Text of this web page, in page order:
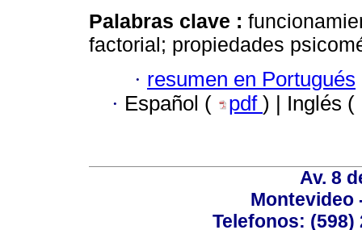
Palabras clave :
factorial; propiedades
· resumen en Portugués
· Español ( pdf ) | Inglés (
Av. 8
Montevideo
Telefonos: (598)